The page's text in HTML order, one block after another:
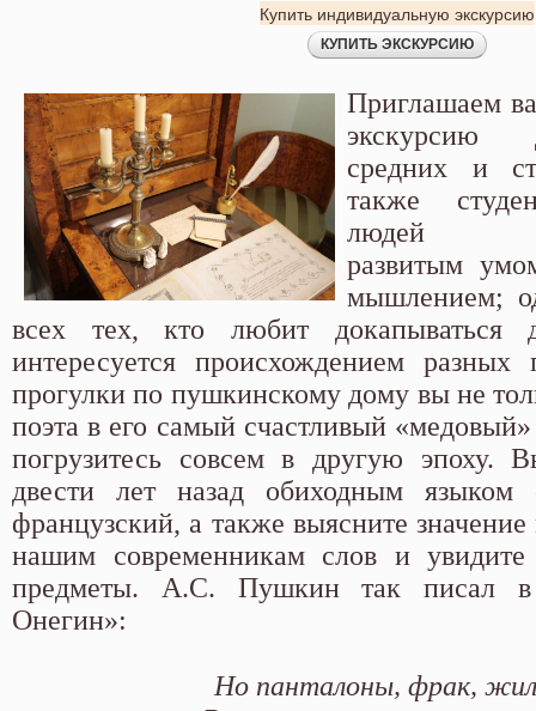
Купить индивидуальную экскурсию
Приглашаем
экскурсию
средних и
также
развитым
мышлением;
всех тех, кто любит
интересуется происхождением
прогулки по пушкинскому дому вы не
поэта в его самый счастливый
погрузитесь совсем в другую эпоху.
двести лет назад обиходным
французский, а также выясните
нашим современникам слов и
предметы. А.С. Пушкин так писал в
Онегин»:
Но панталоны, фрак,